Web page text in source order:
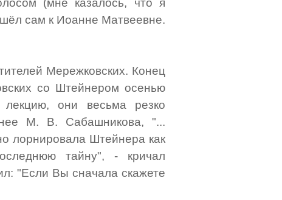
(мне казалось, что я
сам к Иоанне Матвеевне.
Мережковских. Конец
со Штейнером осенью
они весьма резко
М. В. Сабашникова, "...
лорнировала Штейнера как
тайну", - кричал
"Если Вы сначала скажете